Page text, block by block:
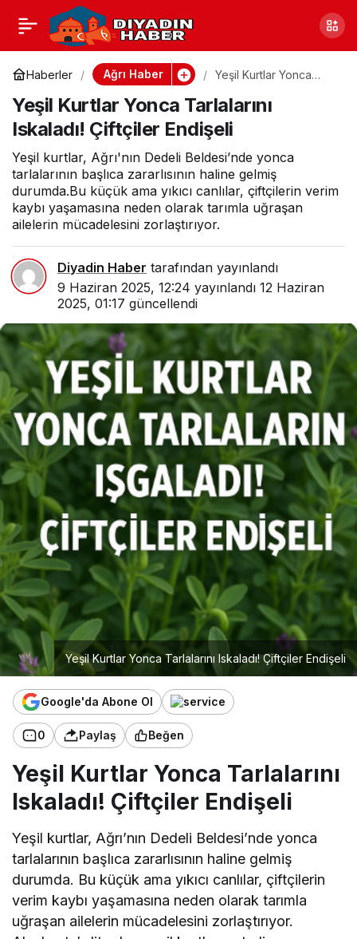
Haberler Ağrı Haber
Yeşil Kurtlar Yonca
Çiftçiler Endişeli
Yeşil Kurtlar Yonca Tarlalarını
Iskaladı! Çiftçiler Endişeli
Yeşil kurtlar, Ağrı'nın Dedeli Beldesi’nde yonca
tarlalarının başlıca zararlısının haline gelmiş
durumda.Bu küçük ama yıkıcı canlılar, çiftçilerin verim
kaybı yaşamasına neden olarak tarımla uğraşan
ailelerin mücadelesini zorlaştırıyor.
Diyadin Haber tarafından yayınlandı
9 Haziran 2025, 12:24 yayınlandı 12 Haziran
2025, 01:17 güncellendi
Yeşil Kurtlar Yonca Tarlalarını Iskaladı! Çiftçiler Endişeli
Google'da Abone Ol
0 Paylaş Beğen
Yeşil Kurtlar Yonca Tarlalarını
Iskaladı! Çiftçiler Endişeli
Yeşil kurtlar, Ağrı’nın Dedeli Beldesi’nde yonca
tarlalarının başlıca zararlısının haline gelmiş
durumda. Bu küçük ama yıkıcı canlılar, çiftçilerin
verim kaybı yaşamasına neden olarak tarımla
uğraşan ailelerin mücadelesini zorlaştırıyor.
Umut Kervanı Ağrı
Derneği Kurban Bayramı
Yardımları
Paylaş